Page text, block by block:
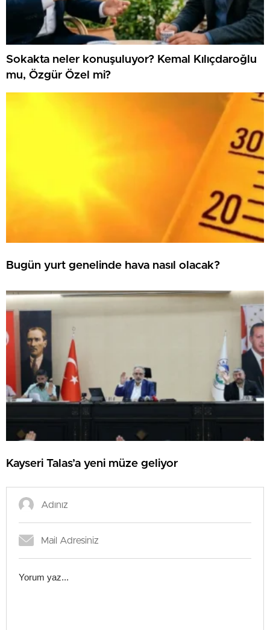
Sokakta neler konuşuluyor? Kemal Kılıçdaroğlu
mu, Özgür Özel mi?
Bugün yurt genelinde hava nasıl olacak?
Kayseri Talas’a yeni müze geliyor